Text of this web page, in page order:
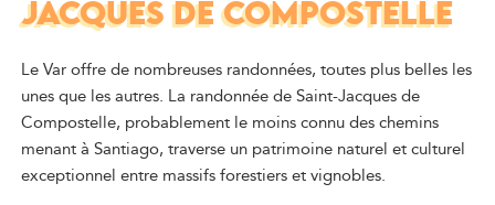
JACQUES DE COMPOSTELLE
Le Var offre de nombreuses randonnées, toutes plus belles les
unes que les autres. La randonnée de Saint-Jacques de
Compostelle, probablement le moins connu des chemins
menant à Santiago, traverse un patrimoine naturel et culturel
exceptionnel entre massifs forestiers et vignobles.